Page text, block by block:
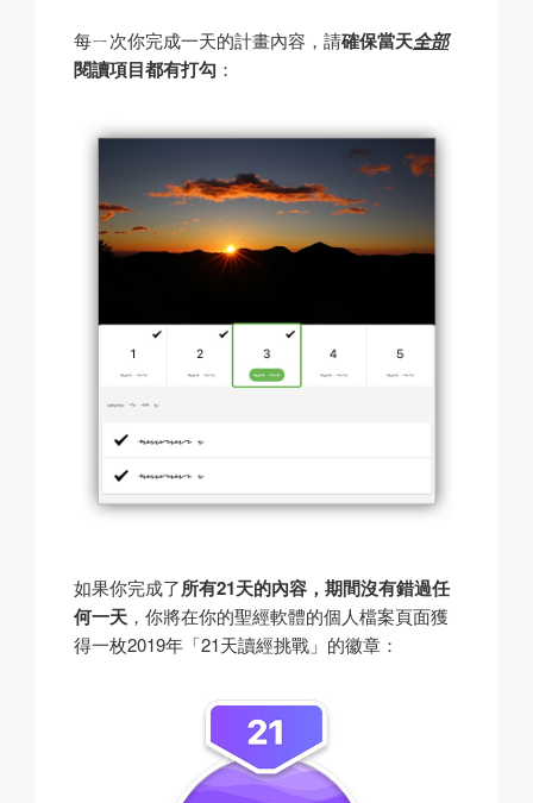
每ㄧ次你完成一天的計畫內容，請確保當天全部
閱讀項目都有打勾 ：
如果你完成了所有21天的內容，期間沒有錯過任
何一天 ，你將在你的聖經軟體的個人檔案頁面獲
得一枚2019年「21天讀經挑戰」的徽章：